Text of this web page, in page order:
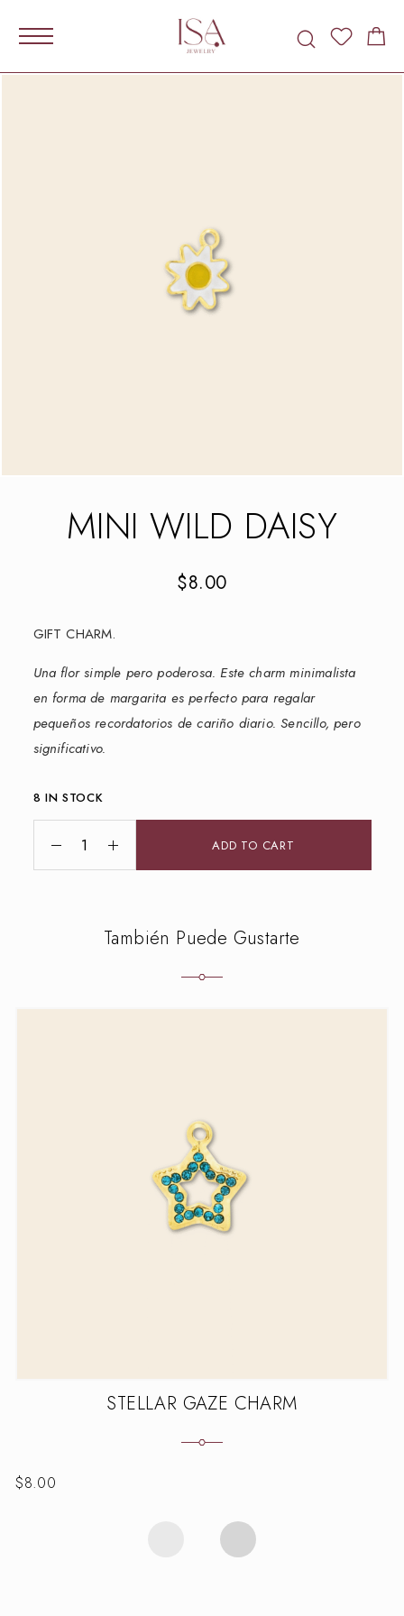
MINI WILD DAISY
$8.00
GIFT CHARM.
Una flor simple pero poderosa. Este charm minimalista
en forma de margarita es perfecto para regalar
pequeños recordatorios de cariño diario. Sencillo, pero
significativo.
8 IN STOCK
ADD TO CART
También Puede Gustarte
STELLAR GAZE CHARM
$8.00